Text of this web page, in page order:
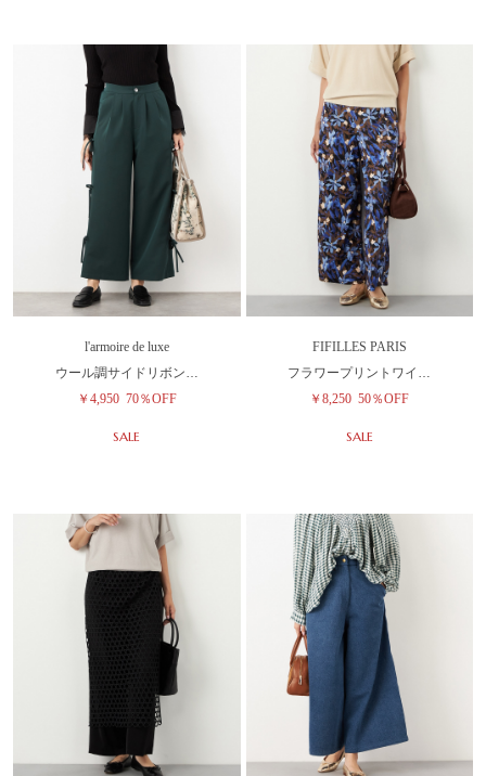
l'armoire de luxe
ウール調サイドリボン…
￥4,950 70％OFF
SALE
FIFILLES PARIS
フラワープリントワイ…
￥8,250 50％OFF
SALE